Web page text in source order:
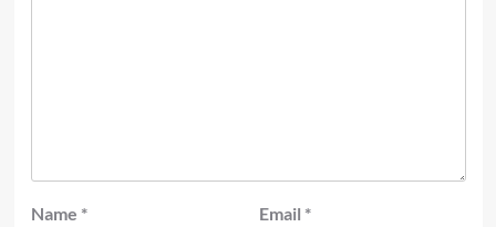
Name * Email *